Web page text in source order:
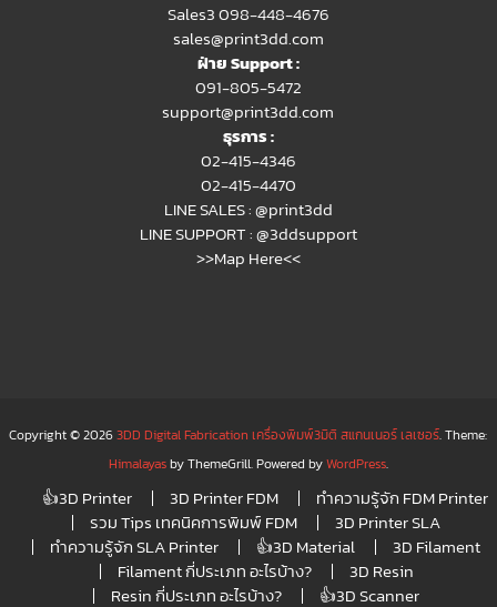
Sales3 098-448-4676
sales@print3dd.com
ฝ่าย Support :
091-805-5472
support@print3dd.com
ธุรการ :
02-415-4346
02-415-4470
LINE SALES :@print3dd
LINE SUPPORT :@3ddsupport
>>Map Here<<
Copyright © 20263DD Digital Fabrication เครื่องพิมพ์3มิติ สแกนเนอร์ เลเซอร์. Theme:
Himalayasby ThemeGrill. Powered byWordPress.
👍3D Printer 3D Printer FDM
ทำความรู้จัก FDM Printer
รวม Tips เทคนิคการพิมพ์ FDM
3D Printer SLA
ทำความรู้จัก SLA Printer
👍3D Material
3D Filament
Filament กี่ประเภท อะไรบ้าง?
3D Resin
Resin กี่ประเภท อะไรบ้าง?
👍3D Scanner